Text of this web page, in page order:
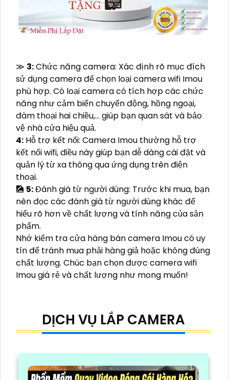
≫ 3:Chức năng camera: Xác định rõ mục đích
sử dụng camera để chọn loại camera wifi Imou
phù hợp. Có loại camera có tích hợp các chức
năng như cảm biến chuyển động, hồng ngoại,
đàm thoại hai chiều,... giúp bạn quan sát và bảo
vệ nhà cửa hiệu quả.
4: Hỗ trợ kết nối: Camera Imou thường hỗ trợ
kết nối wifi, điều này giúp bạn dễ dàng cài đặt và
quản lý từ xa thông qua ứng dụng trên điện
thoại.
🎑 5:Đánh giá từ người dùng: Trước khi mua, bạn
nên đọc các đánh giá từ người dùng khác để
hiểu rõ hơn về chất lượng và tính năng của sản
phẩm.
Nhớ kiểm tra cửa hàng bán camera Imou có uy
tín để tránh mua phải hàng giả hoặc không đúng
chất lượng. Chúc bạn chọn được camera wifi
Imou giá rẻ và chất lượng như mong muốn!
DỊCH VỤ LẮP CAMERA